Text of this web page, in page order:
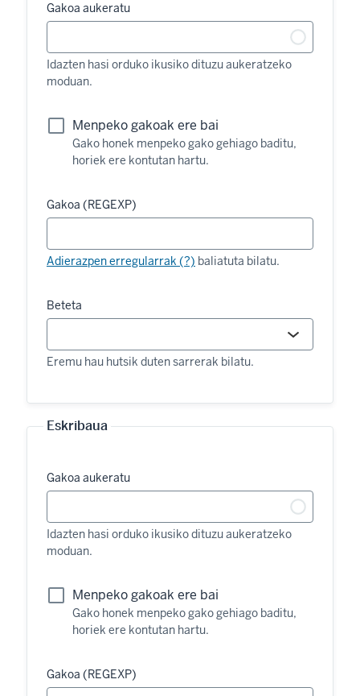
Gakoa aukeratu
Idazten hasi orduko ikusiko dituzu aukeratzeko
moduan.
Menpeko gakoak ere bai
Gako honek menpeko gako gehiago baditu,
horiek ere kontutan hartu.
Gakoa (REGEXP)
Adierazpen erregularrak (?) baliatuta bilatu.
Beteta
Eremu hau hutsik duten sarrerak bilatu.
Eskribaua
Gakoa aukeratu
Idazten hasi orduko ikusiko dituzu aukeratzeko
moduan.
Menpeko gakoak ere bai
Gako honek menpeko gako gehiago baditu,
horiek ere kontutan hartu.
Gakoa (REGEXP)